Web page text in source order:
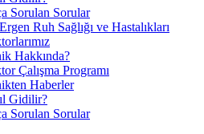
Sorulan Sorular
Ruh Sağlığı ve Hastalıkları
Hakkında?
Çalışma Programı
Haberler
Gidilir?
Sorulan Sorular